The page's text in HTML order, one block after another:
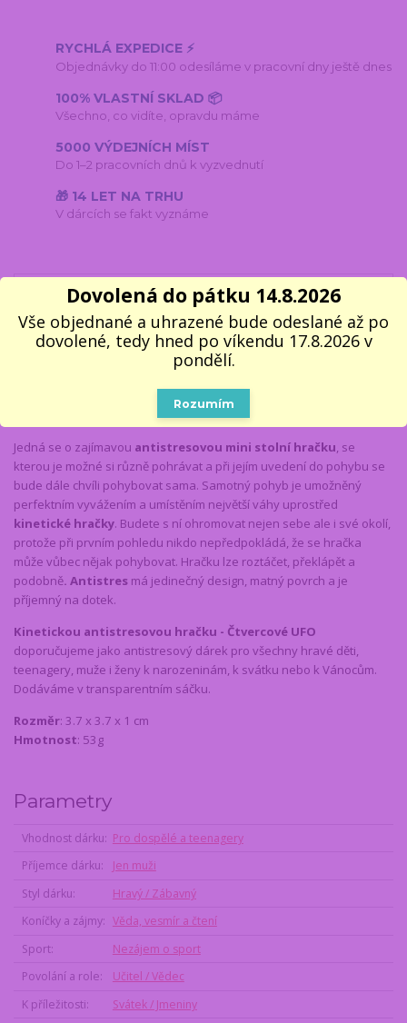
RYCHLÁ EXPEDICE ⚡
Objednávky do 11:00 odesíláme v pracovní dny ještě dnes
100% VLASTNÍ SKLAD 📦
Všechno, co vidíte, opravdu máme
5000 VÝDEJNÍCH MÍST
Do 1–2 pracovních dnů k vyzvednutí
🎁 14 LET NA TRHU
V dárcích se fakt vyznáme
Kompletní specifikace
Parametry
Komentáře 0 Inspirace na další dárky 8
Kompletní specifikace
Jedná se o zajímavou antistresovou mini stolní hračku, se
kterou je možné si různě pohrávat a při jejím uvedení do pohybu se
bude dále chvíli pohybovat sama. Samotný pohyb je umožněný
perfektním vyvážením a umístěním největší váhy uprostřed
kinetické hračky. Budete s ní ohromovat nejen sebe ale i své okolí,
protože při prvním pohledu nikdo nepředpokládá, že se hračka
může vůbec nějak pohybovat. Hračku lze roztáčet, překlápět a
podobně. Antistres má jedinečný design, matný povrch a je
příjemný na dotek.
Kinetickou antistresovou hračku - Čtvercové UFO
doporučujeme jako antistresový dárek pro všechny hravé děti,
teenagery, muže i ženy k narozeninám, k svátku nebo k Vánocům.
Dodáváme v transparentním sáčku.
Rozměr: 3.7 x 3.7 x 1 cm
Hmotnost: 53g
Parametry
Vhodnost dárku
Pro dospělé a teenagery
Příjemce dárku
Jen muži
Styl dárku
Hravý / Zábavný
Koníčky a zájmy
Věda, vesmír a čtení
Sport
Nezájem o sport
Povolání a role
Učitel / Vědec
K příležitosti
Svátek / Jmeniny
Dovolená do pátku 14.8.2026
Vše objednané a uhrazené bude odeslané až po
dovolené, tedy hned po víkendu 17.8.2026 v
pondělí.
Rozumím